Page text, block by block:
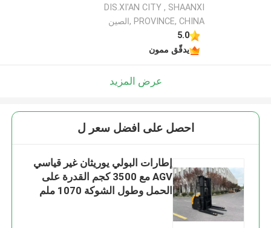
DIS.XI'AN CITY , SHAANXI
PROVINCE, CHINA ,الصين
5.0
يدقّق ممون
عرض المزيد
احصل على افضل سعر ل
إطارات البولي يوريثان غير قياسي
AGV مع 3500 كجم القدرة على
الحمل وطول الشوكة 1070 ملم